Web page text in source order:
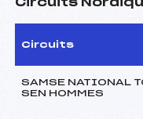
Circuits
Circuits
SAMSE NATIONAL
SEN HOMMES